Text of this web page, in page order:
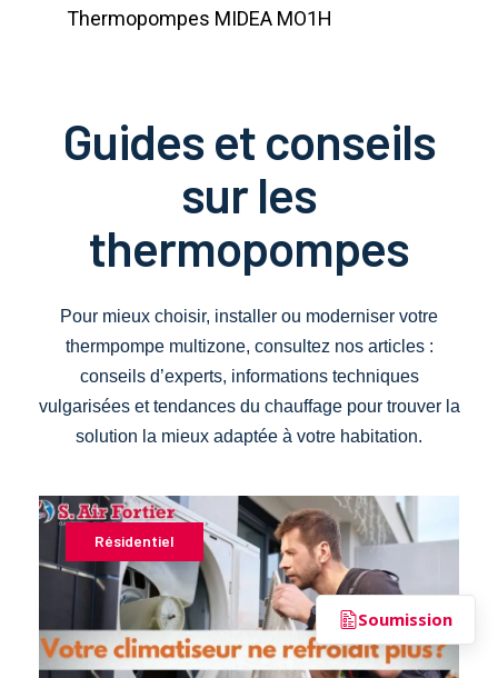
Thermopompes MIDEA MO1H
Guides et conseils
sur les
thermopompes
Pour mieux choisir, installer ou moderniser votre
thermpompe multizone, consultez nos articles :
conseils d’experts, informations techniques
vulgarisées et tendances du chauffage pour trouver la
solution la mieux adaptée à votre habitation.
Résidentiel
Soumission